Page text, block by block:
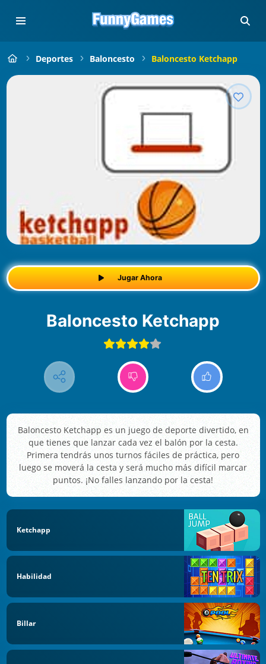
Deportes Baloncesto Baloncesto Ketchapp
Jugar Ahora
Baloncesto Ketchapp
Baloncesto Ketchapp es un juego de deporte divertido, en
que tienes que lanzar cada vez el balón por la cesta.
Primera tendrás unos turnos fáciles de práctica, pero
luego se moverá la cesta y será mucho más difícil marcar
puntos. ¡No falles lanzando por la cesta!
Ketchapp
Habilidad
Billar